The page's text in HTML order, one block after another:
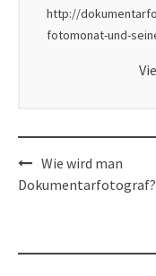
http://
fotomonat-und-
Post
navigation
Wie wird man
Dokumentarfotograf?